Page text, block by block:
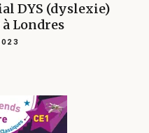
DYS (dyslexie)
Londres